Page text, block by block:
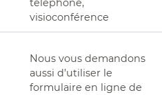
téléphone,
visioconférence
Nous vous demandons
aussi d’utiliser le
formulaire en ligne de